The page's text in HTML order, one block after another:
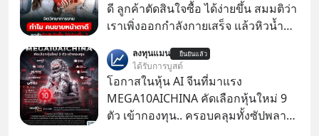
ดี ลูกค้าตัดสินใจซื้อ ได้ง่ายขึ้น สมมติว่า
เราเพิ่งออกกำลังกายเสร็จ แล้วหิวน้ำ
ขายของเหมือนกันทุกอย่าง
ลงทุนแมน ยืนยันแล้ว
ได้รับการบูสต์
โอกาสในหุ้น AI จีนที่มาแรง
MEGA10AICHINA คัดเลือกหุ้นใหม่ 9
ตัว เข้ากองทุน.. ครอบคลุมทั้งซัปพลาย